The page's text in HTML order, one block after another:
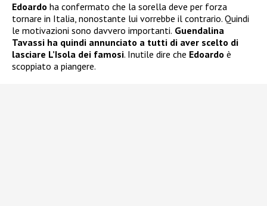
Edoardo ha confermato che la sorella deve per forza
tornare in Italia, nonostante lui vorrebbe il contrario. Quindi
le motivazioni sono davvero importanti. Guendalina
Tavassi ha quindi annunciato a tutti di aver scelto di
lasciare L’Isola dei famosi. Inutile dire che Edoardo è
scoppiato a piangere.